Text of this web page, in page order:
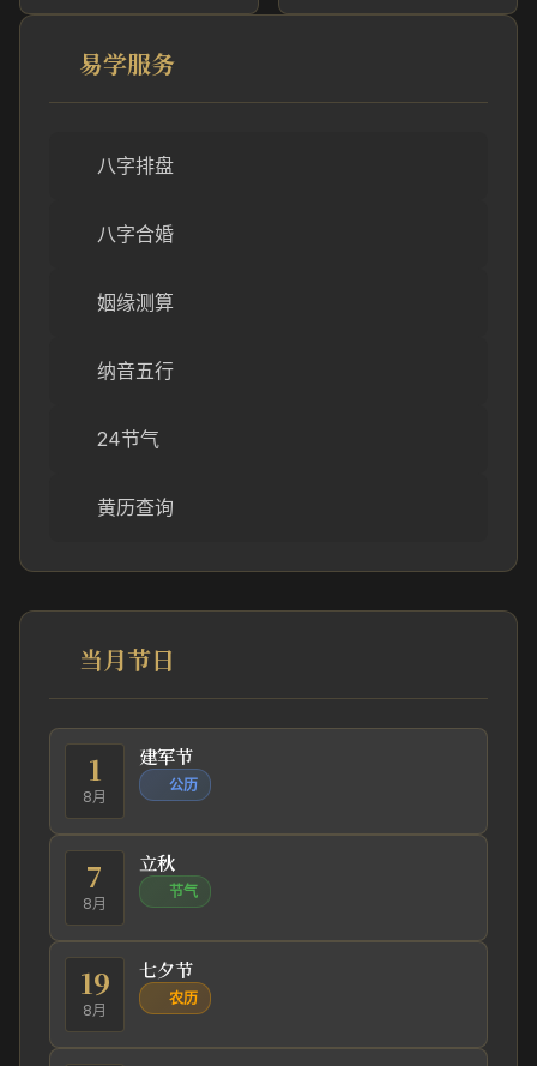
易学服务
八字排盘
八字合婚
姻缘测算
纳音五行
24节气
黄历查询
当月节日
1
8月
建军节
公历
7
8月
立秋
节气
19
8月
七夕节
农历